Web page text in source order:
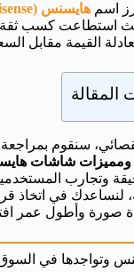
اسم هايسنس (Hisense)
استطاعت كسب
القيمة مقابل
المقالة
سنقوم
شاشات
وتجارب
لنساعدك في اتخاذ
صورة وأطول عمر
وتواجدها في